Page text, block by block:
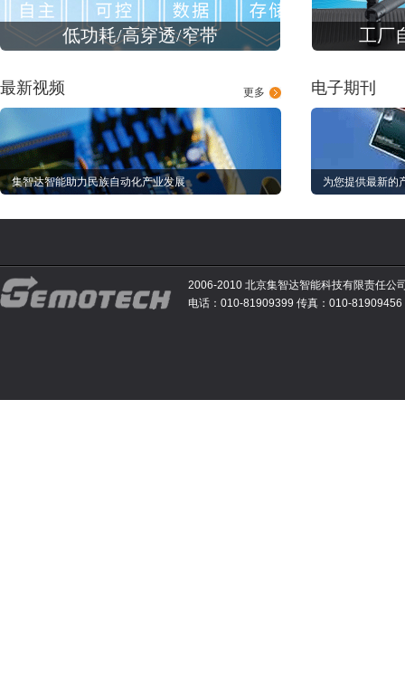
低功耗/高穿透/窄带 工厂
更多
最新视频
集智达智能助力民族自动化产业发展
电子期刊
为您提供最新的
2006-2010 北京集智达智能科技有限责任公
电话：010-81909399 传真：010-